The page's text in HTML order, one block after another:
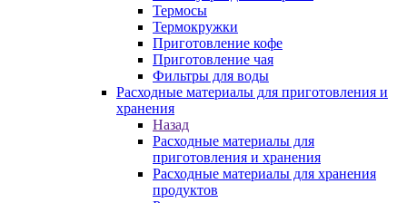
Термосы
Термокружки
Приготовление кофе
Приготовление чая
Фильтры для воды
Расходные материалы для приготовления и
хранения
Назад
Расходные материалы для
приготовления и хранения
Расходные материалы для хранения
продуктов